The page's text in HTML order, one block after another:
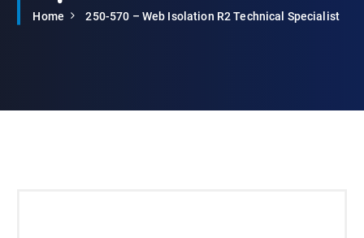
Home 250-570 – Web Isolation R2 Technical Specialist